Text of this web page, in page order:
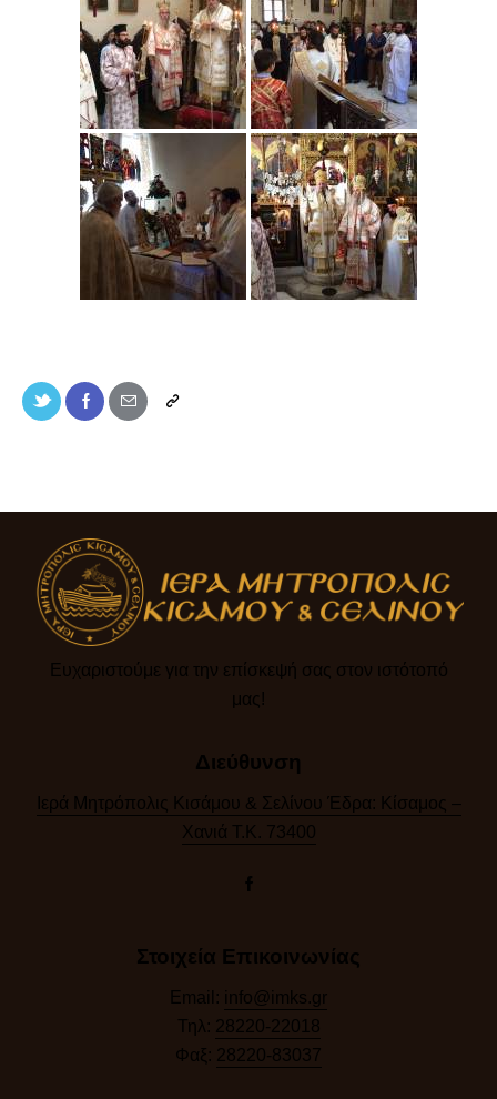
Ευχαριστούμε για την επίσκεψή σας στον ιστότοπό
μας!​
Διεύθυνση
Ιερά Μητρόπολις Κισάμου & Σελίνου Έδρα: Κίσαμος –
Χανιά Τ.Κ. 73400
Στοιχεία Επικοινωνίας
Email: info@imks.gr
Τηλ: 28220-22018
Φαξ: 28220-83037